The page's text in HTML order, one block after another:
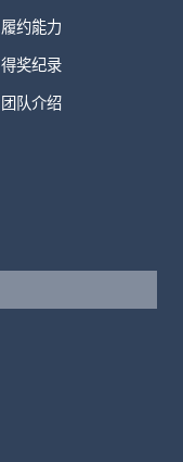
履约能力
得奖纪录
团队介绍